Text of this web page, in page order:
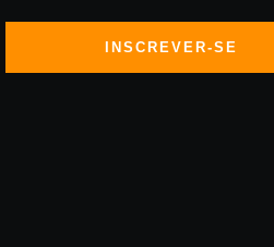
INSCREVER-SE